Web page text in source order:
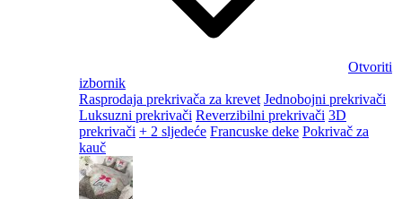
Otvoriti
izbornik
Rasprodaja prekrivača za krevet Jednobojni prekrivači
Luksuzni prekrivači Reverzibilni prekrivači 3D
prekrivači + 2 sljedeće Francuske deke Pokrivač za
kauč